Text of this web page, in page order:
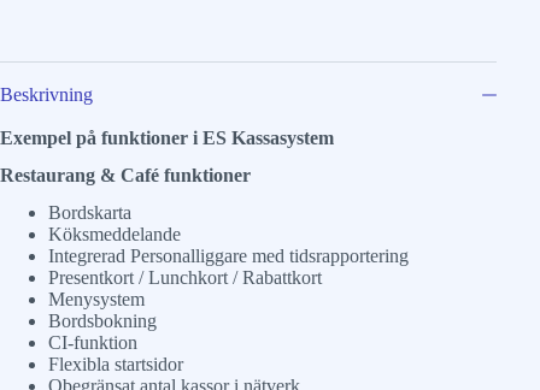
Beskrivning
Exempel på funktioner i ES Kassasystem
Restaurang & Café funktioner
Bordskarta
Köksmeddelande
Integrerad Personalliggare med tidsrapportering
Presentkort / Lunchkort / Rabattkort
Menysystem
Bordsbokning
CI-funktion
Flexibla startsidor
Obegränsat antal kassor i nätverk